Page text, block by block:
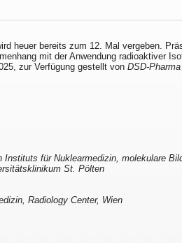
heuer bereits zum 12. Mal vergeben.
mit der Anwendung radioaktiver
zur Verfügung gestellt vonDSD-
Instituts für Nuklearmedizin, molekulare
St. Pölten
Radiology Center, Wien